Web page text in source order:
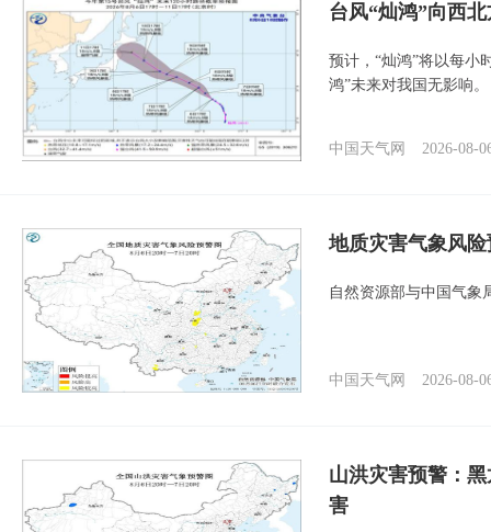
台风“灿鸿”向西
预计，“灿鸿”将以每小
鸿”未来对我国无影响。
中国天气网 2026-08-
地质灾害气象风
自然资源部与中国气象
中国天气网 2026-08-
山洪灾害预警：
害